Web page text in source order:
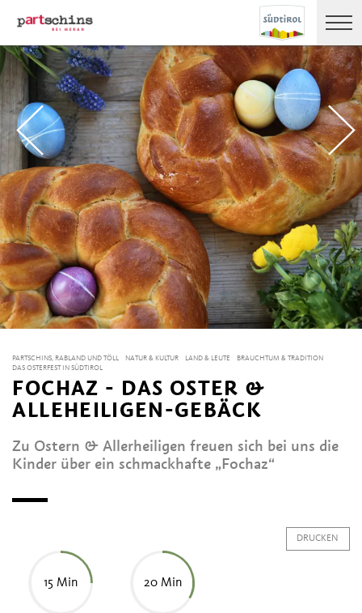
PARTSCHINS, RABLAND UND TÖLL NATUR & KULTUR LAND & LEUTE
BRAUCHTUM & TRADITION
DAS OSTERFEST IN SÜDTIROL
FOCHAZ - DAS OSTER &
ALLEHEILIGEN-GEBÄCK
Zu Ostern & Allerheiligen freuen sich bei uns die
Kinder über ein schmackhafte „Fochaz“
DRUCKEN
15 Min 20 Min